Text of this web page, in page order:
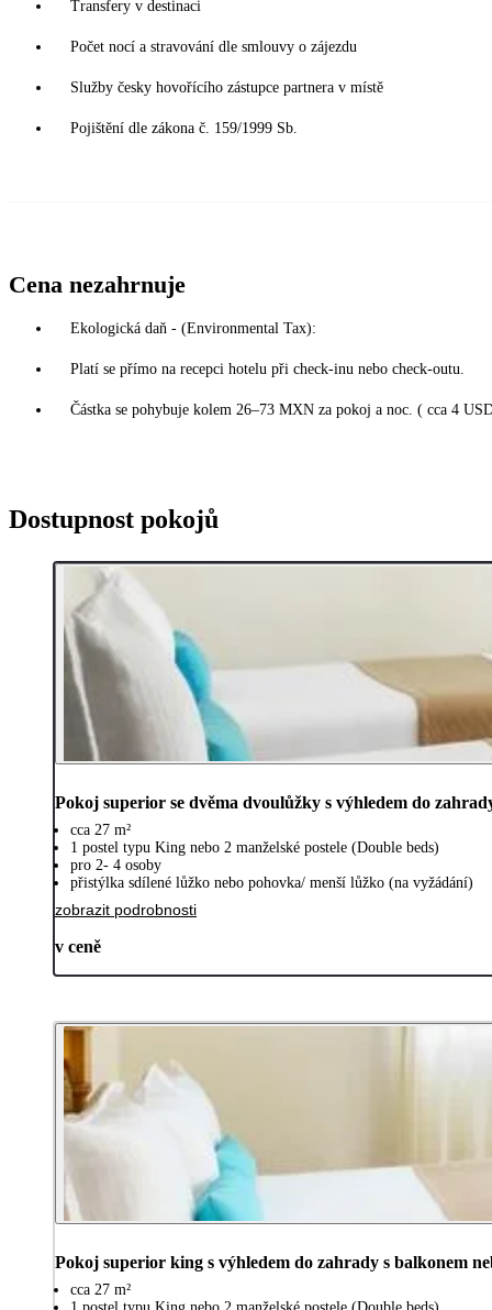
Transfery v destinaci
Počet nocí a stravování dle smlouvy o zájezdu
Služby česky hovořícího zástupce partnera v místě
Pojištění dle zákona č. 159/1999 Sb.
Cena nezahrnuje
Ekologická daň - (Environmental Tax):
Platí se přímo na recepci hotelu při check-inu nebo check-outu.
Částka se pohybuje kolem 26–73 MXN za pokoj a noc. ( cca 4
Dostupnost pokojů
Pokoj superior se dvěma dvoulůžky s výhledem do
cca 27 m²
1 postel typu King nebo 2 manželské postele (Double beds)
pro 2- 4 osoby
přistýlka sdílené lůžko nebo pohovka/ menší lůžko (na vyžádání)
zobrazit podrobnosti
v ceně
Pokoj superior king s výhledem do zahrady s balkonem
cca 27 m²